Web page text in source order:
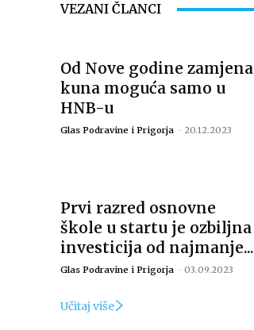
VEZANI ČLANCI
Od Nove godine zamjena
kuna moguća samo u
HNB-u
Glas Podravine i Prigorja - 20.12.2023
Prvi razred osnovne
škole u startu je ozbiljna
investicija od najmanje...
Glas Podravine i Prigorja - 03.09.2023
Učitaj više